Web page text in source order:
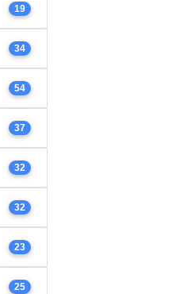
19
34
54
37
32
32
23
25